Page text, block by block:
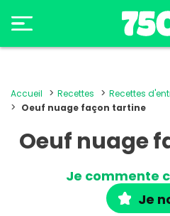
Accueil Recettes
Recettes
Oeuf nuage façon tartine
Oeuf nuage
Je commente
Je